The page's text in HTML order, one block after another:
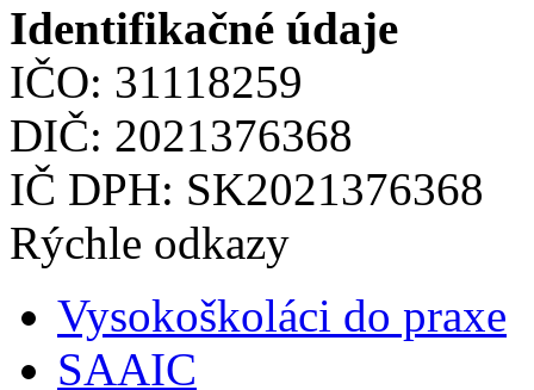
Identifikačné údaje
IČO: 31118259
DIČ: 2021376368
IČ DPH: SK2021376368
Rýchle odkazy
Vysokoškoláci do praxe
SAAIC